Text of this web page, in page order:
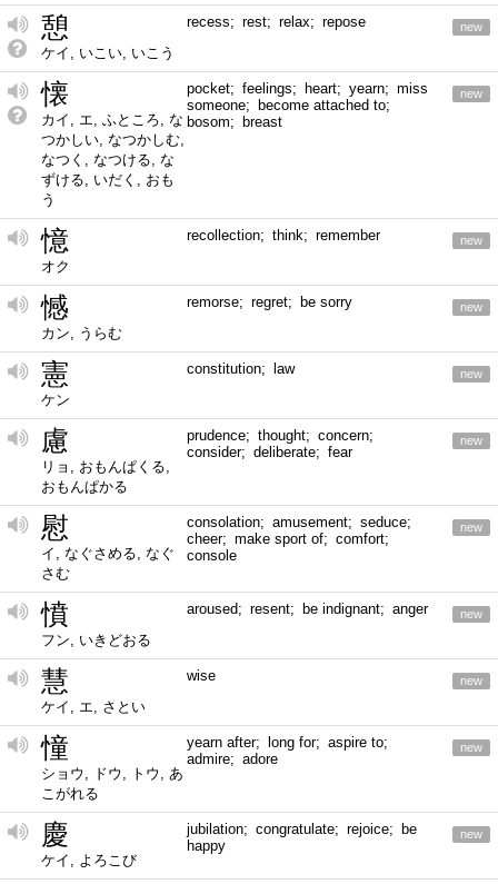
憩
ケイ, いこい, いこう
recess; rest; relax; repose new
懐
カイ, エ, ふところ, な
つかしい, なつかしむ,
なつく, なつける, な
ずける, いだく, おも
う
pocket; feelings; heart; yearn; miss
someone; become attached to;
bosom; breast
new
憶
オク
recollection; think; remember new
憾
カン, うらむ
remorse; regret; be sorry new
憲
ケン
constitution; law new
慮
リョ, おもんぱくる,
おもんぱかる
prudence; thought; concern;
consider; deliberate; fear
new
慰
イ, なぐさめる, なぐ
さむ
consolation; amusement; seduce;
cheer; make sport of; comfort;
console
new
憤
フン, いきどおる
aroused; resent; be indignant; anger new
慧
ケイ, エ, さとい
wise new
憧
ショウ, ドウ, トウ, あ
こがれる
yearn after; long for; aspire to;
admire; adore
new
慶
ケイ, よろこび
jubilation; congratulate; rejoice; be
happy
new